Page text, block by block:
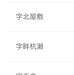
字北屋敷
字畔杭瀬